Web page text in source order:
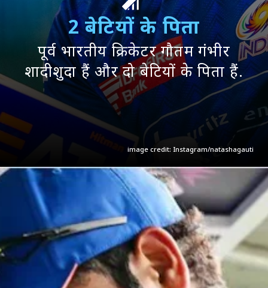
image credit: Instagram/natashagauti
2 बेटियों के पिता
पूर्व भारतीय क्रिकेटर गौतम गंभीर
शादीशुदा हैं और दो बेटियों के पिता हैं.